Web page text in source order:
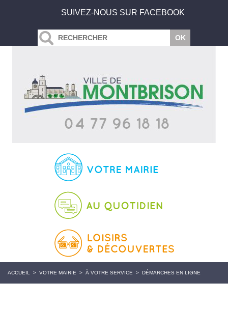
SUIVEZ-NOUS SUR FACEBOOK
ACCUEIL > VOTRE MAIRIE > À VOTRE SERVICE > DÉMARCHES EN LIGNE